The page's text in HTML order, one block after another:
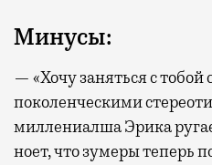
Минусы:
— «Хочу заняться с
поколенческими
миллениалша Эрика
ноет, что зумеры теперь